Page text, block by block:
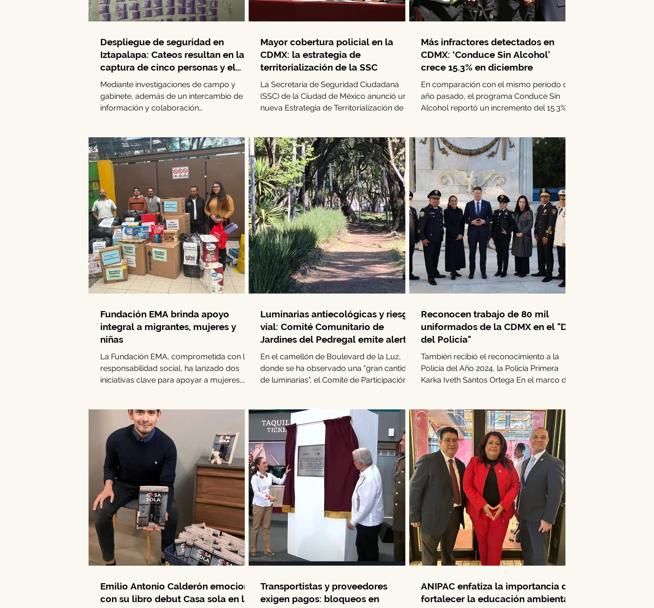
Despliegue de seguridad en
Iztapalapa: Cateos resultan en la
captura de cinco personas y el
decomiso de drogas
Mediante investigaciones de campo y
gabinete, además de un intercambio de
información y colaboración
Mayor cobertura policial en la
CDMX: la estrategia de
territorialización de la SSC
La Secretaría de Seguridad Ciudadana
(SSC) de la Ciudad de México anunció una
nueva Estrategia de Territorialización de la
Más infractores detectados en
CDMX: ‘Conduce Sin Alcohol’
crece 15.3% en diciembre
En comparación con el mismo periodo del
año pasado, el programa Conduce Sin
Alcohol reportó un incremento del 15.3% en
Fundación EMA brinda apoyo
integral a migrantes, mujeres y
niñas
La Fundación EMA, comprometida con la
responsabilidad social, ha lanzado dos
iniciativas clave para apoyar a mujeres,
Luminarias antiecológicas y riesgo
vial: Comité Comunitario de
Jardines del Pedregal emite alerta
En el camellón de Boulevard de la Luz,
donde se ha observado una "gran cantidad
de luminarias", el Comité de Participación
Reconocen trabajo de 80 mil
uniformados de la CDMX en el "Día
del Policía"
También recibió el reconocimiento a la
Policía del Año 2024, la Policía Primera
Karka Iveth Santos Ortega En el marco del
Emilio Antonio Calderón emociona
con su libro debut Casa sola en la
Transportistas y proveedores
exigen pagos: bloqueos en
ANIPAC enfatiza la importancia de
fortalecer la educación ambiental